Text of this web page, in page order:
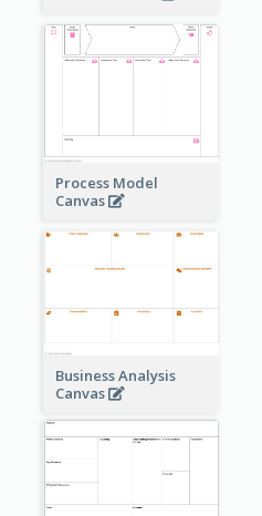
Process Model
Canvas
Business Analysis
Canvas